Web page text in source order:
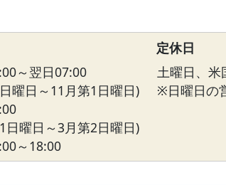
定休日
～翌日07:00
曜日～11月第1日曜日)
日曜日～3月第2日曜日)
～18:00
土曜日、米
※日曜日の